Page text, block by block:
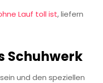
Lauf toll ist, liefern
Schuhwerk
und den speziellen